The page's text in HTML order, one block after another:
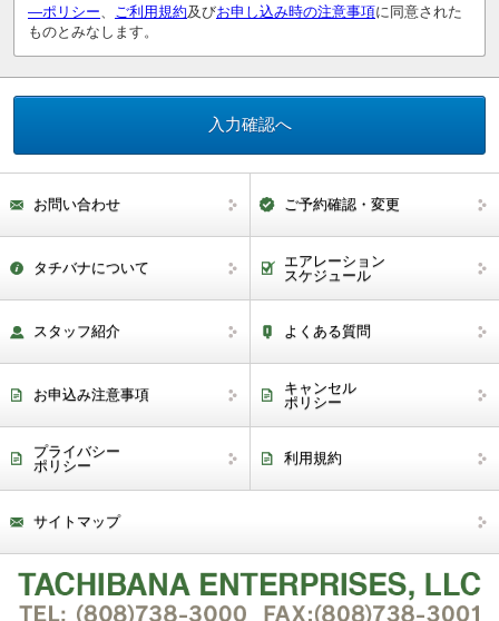
―ポリシー
ご利用規約及びお申し込み時の注意事項に同意された
ものとみなします。
お問い合わせ ご予約確認・変更
タチバナについて
エアレーション
スケジュール
スタッフ紹介 よくある質問
お申込み注意事項
キャンセル
ポリシー
プライバシー
ポリシー
利用規約
サイトマップ